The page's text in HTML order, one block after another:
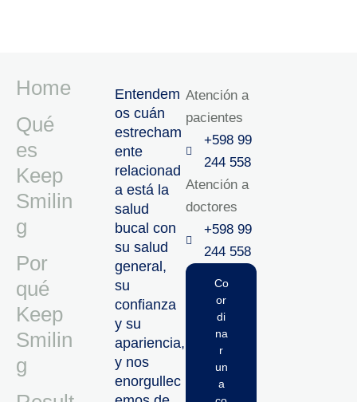
Home
Qué
es
Keep
Smilin
g
Por
qué
Keep
Smilin
g
Entendem
os cuán
estrecham
ente
relacionad
a está la
salud
bucal con
su salud
general,
su
confianza
y su
apariencia,
y nos
enorgullec
Atención a
pacientes
+598 99
244 558
Atención a
doctores
+598 99
244 558‬‬
Co
or
di
na
r
un
a